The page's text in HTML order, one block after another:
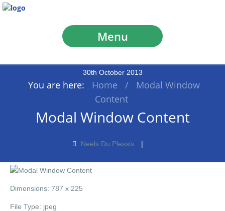
Menu
30th October 2013
You are here: Home /
Modal Window
Content
Modal Window Content
Neels Du Plessis
Dimensions: 787 x 225
File Type: jpeg